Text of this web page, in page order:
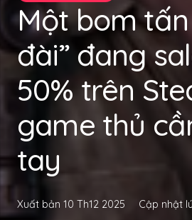
Một bom
đài” đang
50% trên
game thủ
tay
Xuất bản 10 Th12 2025 Cập nhật